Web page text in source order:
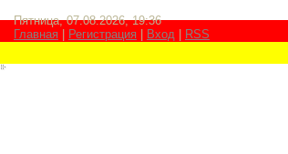
Пятница, 07.08.2026, 19:36
Главная
Регистрация Вход RSS